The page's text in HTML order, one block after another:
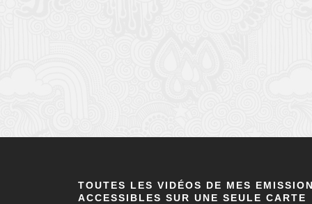
TOUTES LES VIDÉOS DE MES
ACCESSIBLES SUR UNE SEULE CARTE